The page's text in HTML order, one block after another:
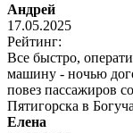
Андрей
17.05.2025
Рейтинг:
Все быстро,
машину - ночью
повез пассажиров
Пятигорска в
Елена